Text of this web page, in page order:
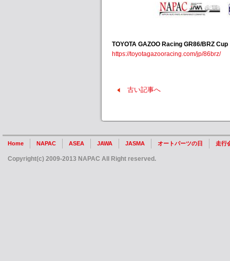
TOYOTA GAZOO Racing GR86/BRZ Cup
https://toyotagazooracing.com/jp/86brz/
古い記事へ
Home NAPAC ASEA JAWA JASMA オートパーツの日 走行
Copyright(c) 2009-2013 NAPAC All Right reserved.